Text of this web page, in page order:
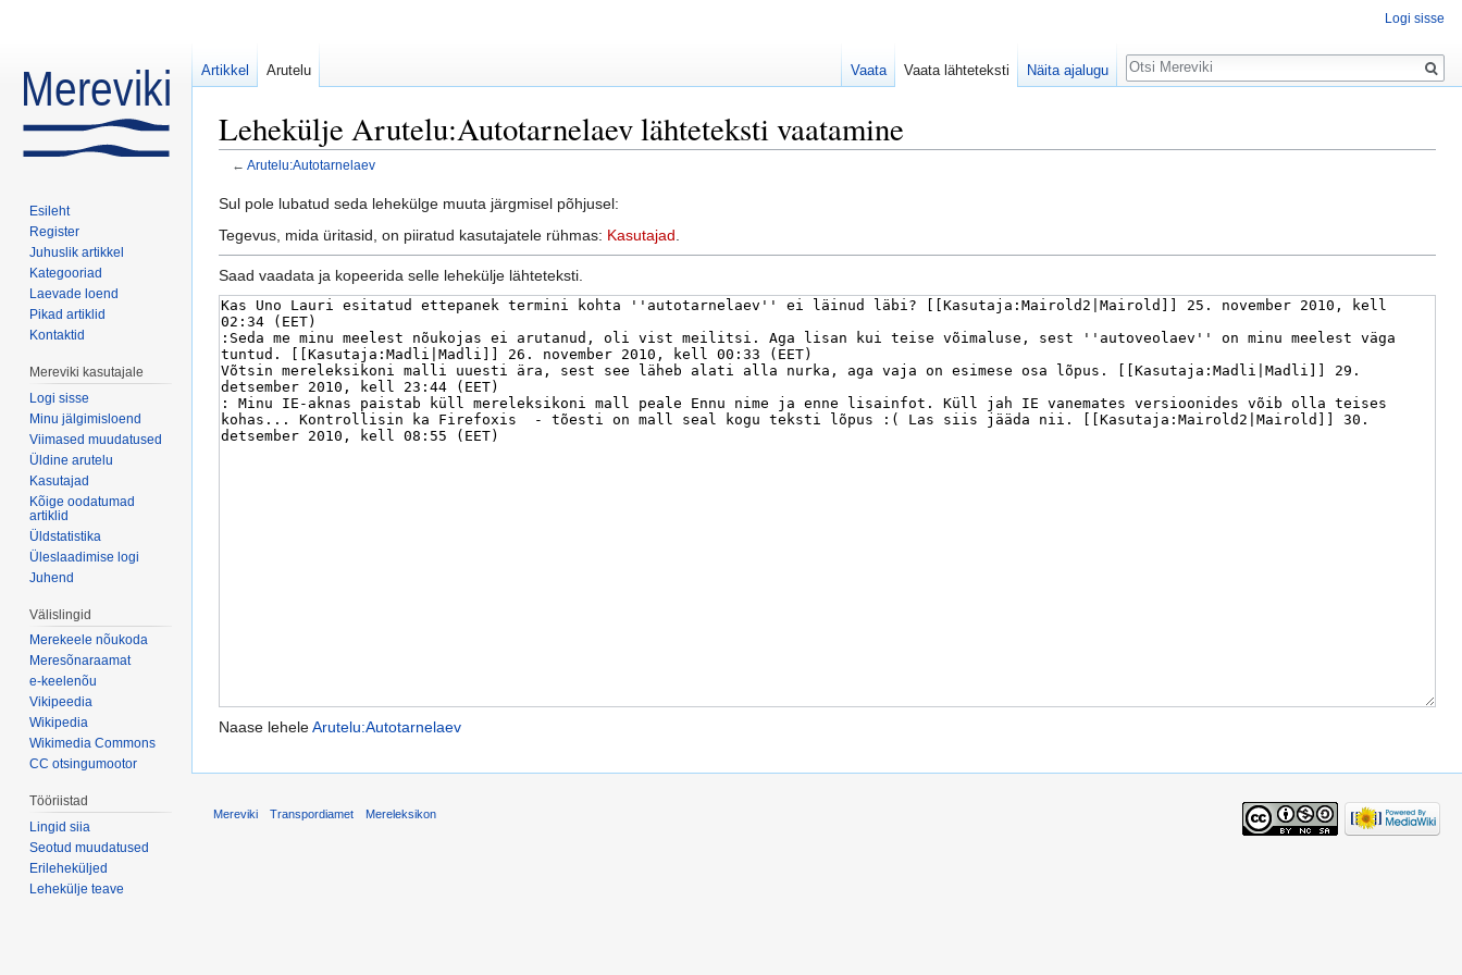
Lehekülje Arutelu:Autotarnelaev lähteteksti vaatamine
← Arutelu:Autotarnelaev
Sul pole lubatud seda lehekülge muuta järgmisel põhjusel:
Tegevus, mida üritasid, on piiratud kasutajatele rühmas: Kasutajad
Saad vaadata ja kopeerida selle lehekülje lähteteksti.
Naase leheleArutelu:Autotarnelaev
Logi sisse
Artikkel Arutelu Vaata Vaata lähteteksti Näita ajalugu
Otsing
Esileht
Register
Juhuslik artikkel
Kategooriad
Laevade loend
Pikad artiklid
Kontaktid
Mereviki kasutajale
Logi sisse
Minu jälgimisloend
Viimased muudatused
Üldine arutelu
Kasutajad
Kõige oodatumad
artiklid
Üldstatistika
Üleslaadimise logi
Juhend
Välislingid
Merekeele nõukoda
Meresõnaraamat
e-keelenõu
Vikipeedia
Wikipedia
Wikimedia Commons
CC otsingumootor
Tööriistad
Lingid siia
Seotud muudatused
Erileheküljed
Lehekülje teave
Mereviki Transpordiamet Mereleksikon